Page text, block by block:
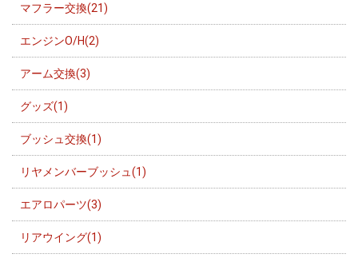
マフラー交換(21)
エンジンO/H(2)
アーム交換(3)
グッズ(1)
ブッシュ交換(1)
リヤメンバーブッシュ(1)
エアロパーツ(3)
リアウイング(1)